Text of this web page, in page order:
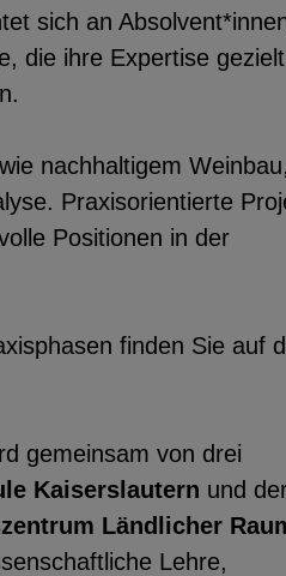
sich an
die ihre Expertise
nachhaltigem Weinbau,
Praxisorientierte
Positionen in der
finden Sie auf
gemeinsam von drei
Kaiserslautern und
Ländlicher
Lehre,